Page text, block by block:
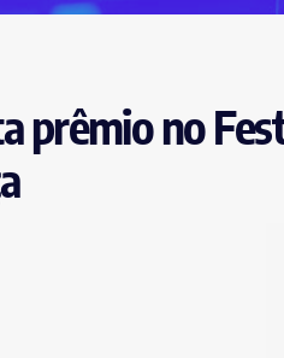
prêmio no